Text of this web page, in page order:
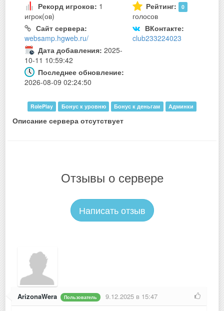
Рекорд игроков: 1
игрок(ов)
Рейтинг: 0
голосов
Сайт сервера:
websamp.hgweb.ru/
ВКонтакте:
club233224023
Дата добавления: 2025-
10-11 10:59:42
Последнее обновление:
2026-08-09 02:24:50
RolePlay Бонус к уровню Бонус к деньгам Админки
Описание сервера отсутствует
Отзывы о сервере
Написать отзыв
ArizonaWera Пользователь 9.12.2025 в 15:47